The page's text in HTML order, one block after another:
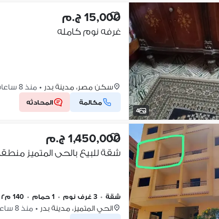
4
15,000 ج.م
غرفه نوم كامله
سكن مصر، مدينة بدر • منذ 8 ساعات
مكالمة المحادثه
1,450,000 ج.م
شقة للبيع بالحى المتميز
شقة • 3 غرف نوم • 1 حمام • 140 م٢
الحي المتميز، مدينة بدر • منذ 8 ساعات